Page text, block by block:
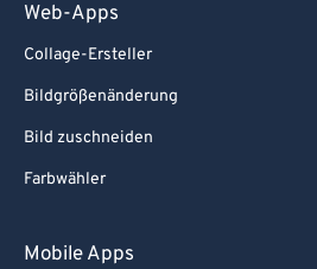
Web-Apps
Collage-Ersteller
Bildgrößenänderung
Bild zuschneiden
Farbwähler
Mobile Apps